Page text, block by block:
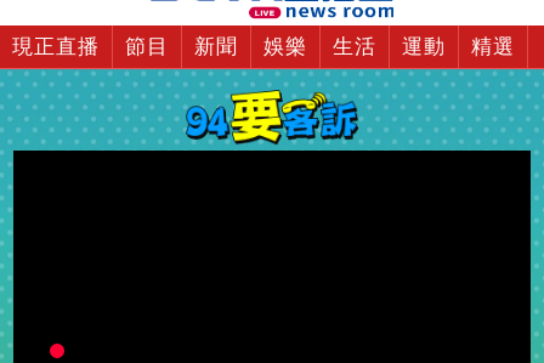
現正直播 節目 新聞 娛樂 生活 運動 精選